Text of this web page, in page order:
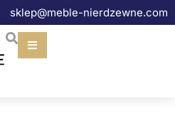
sklep@meble-nierdzewne.com